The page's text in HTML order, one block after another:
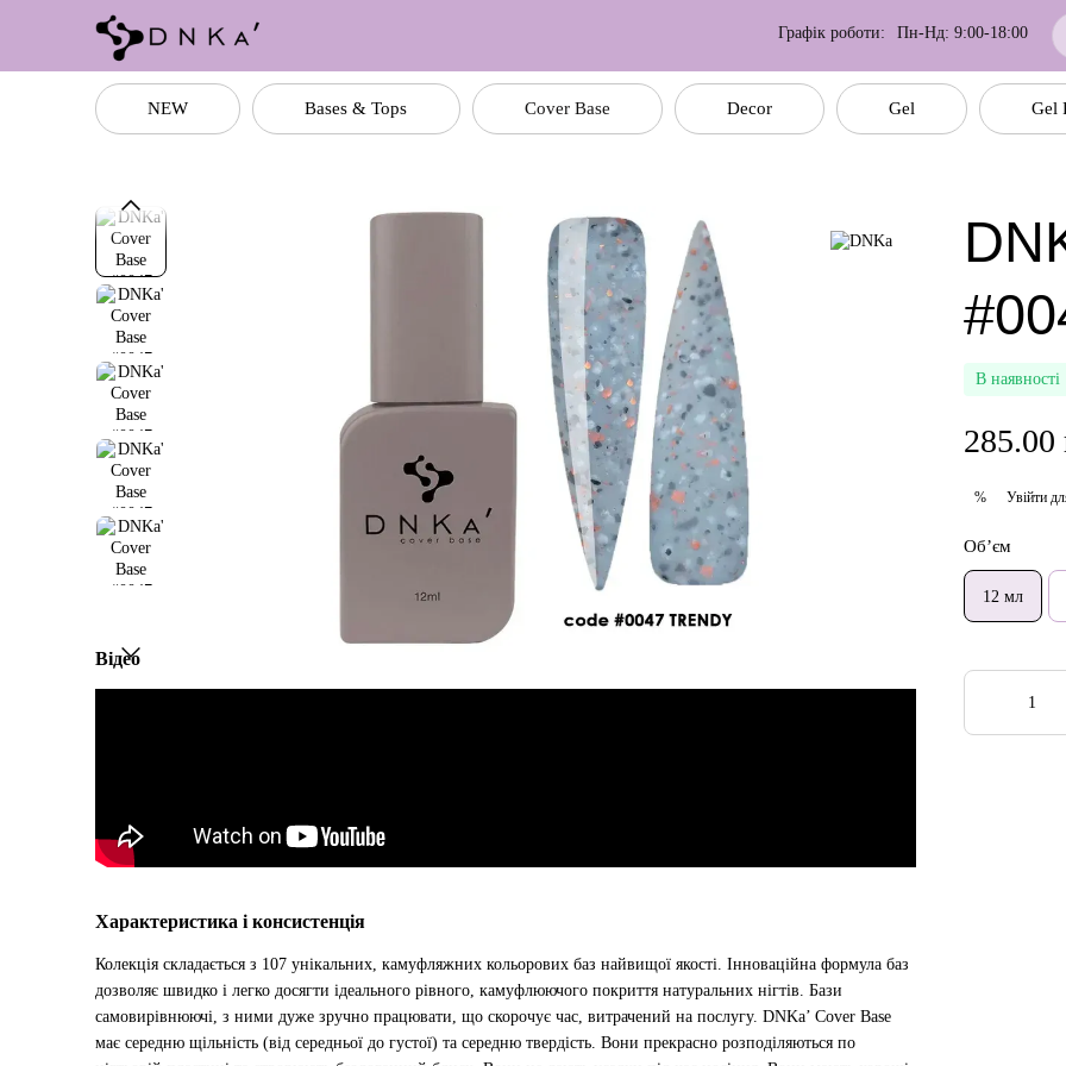
Перейти до основного контенту
Графік роботи:
Пн-Нд: 9:00-18:00
NEW Bases & Tops Cover Base Decor Gel Gel
Відео
Характеристика і консистенція
Колекція складається з 107 унікальних, камуфляжних кольорових баз найвищої якості. Інноваційна формула баз
дозволяє швидко і легко досягти ідеального рівного, камуфлюючого покриття натуральних нігтів. Бази
самовирівнюючі, з ними дуже зручно працювати, що скорочує час, витрачений на послугу. DNKa’ Cover Base
має середню щільність (від середньої до густої) та середню твердість. Вони прекрасно розподіляються по
В наявності
285.00
% Увійти
Об’єм
12 мл